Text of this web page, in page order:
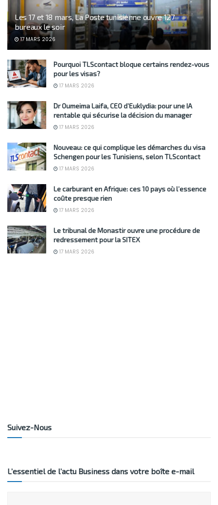
Les 17 et 18 mars, La Poste tunisienne ouvre 127
bureaux le soir
17 MARS 2026
Pourquoi TLScontact bloque certains rendez-vous
pour les visas?
17 MARS 2026
Dr Oumeima Laifa, CEO d’Euklydia: pour une IA
rentable qui sécurise la décision du manager
17 MARS 2026
Nouveau: ce qui complique les démarches du visa
Schengen pour les Tunisiens, selon TLScontact
17 MARS 2026
Le carburant en Afrique: ces 10 pays où l’essence
coûte presque rien
17 MARS 2026
Le tribunal de Monastir ouvre une procédure de
redressement pour la SITEX
17 MARS 2026
Suivez-Nous
L’essentiel de l’actu Business dans votre boîte e-mail